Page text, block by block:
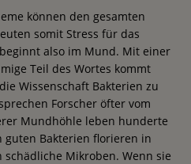
können den gesamten
somit Stress für das
also im Mund. Mit einer
Teil des Wortes kommt
Wissenschaft Bakterien zu
Forscher öfter vom
Mundhöhle leben hunderte
guten Bakterien florieren in
Mikroben. Wenn sie